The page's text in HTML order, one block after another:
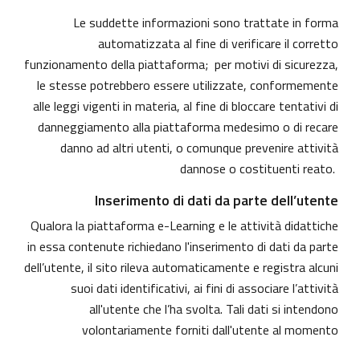
Le suddette informazioni sono trattate in forma
automatizzata al fine di verificare il corretto
funzionamento della piattaforma; per motivi di sicurezza,
le stesse potrebbero essere utilizzate, conformemente
alle leggi vigenti in materia, al fine di bloccare tentativi di
danneggiamento alla piattaforma medesimo o di recare
danno ad altri utenti, o comunque prevenire attività
dannose o costituenti reato.
Inserimento di dati da parte dell’utente
Qualora la piattaforma e-Learning e le attività didattiche
in essa contenute richiedano l'inserimento di dati da parte
dell’utente, il sito rileva automaticamente e registra alcuni
suoi dati identificativi, ai fini di associare l’attività
all'utente che l’ha svolta. Tali dati si intendono
volontariamente forniti dall'utente al momento